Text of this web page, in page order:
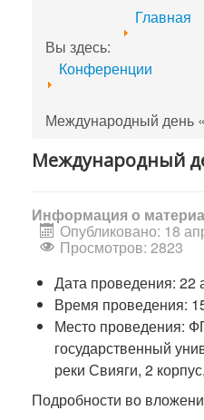
Вы здесь:
Главная
Конференции
Международный день
Международный
Информация о
Опубликовано: 18
Просмотров: 2823
Дата проведения: 22
Время проведения:
Место проведения:
государственный
реки Свияги, 2
Подробности во